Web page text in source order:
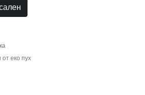
еко пух